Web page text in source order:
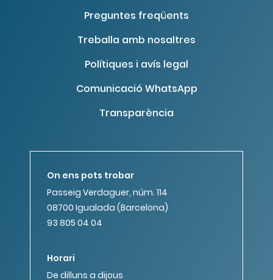
Preguntes freqüents
Treballa amb nosaltres
Polítiques i avís legal
Comunicació WhatsApp
Transparència
On ens pots trobar
Passeig Verdaguer, núm. 114
08700 Igualada (Barcelona)
93 805 04 04
Horari
De dilluns a dijous